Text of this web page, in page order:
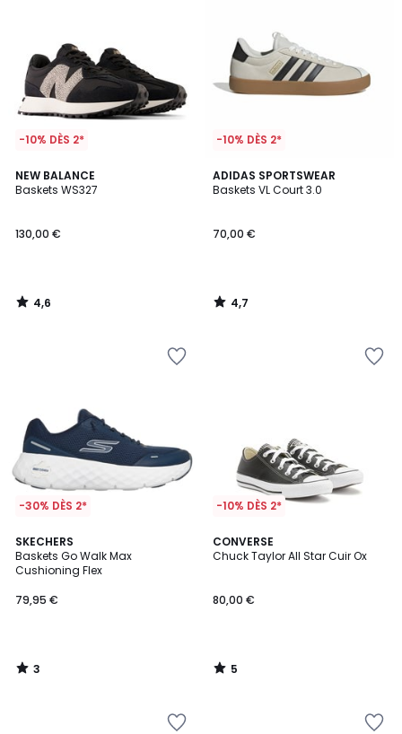
-10% DÈS 2*
NEW BALANCE
Baskets WS327
130,00 €
4,6
/ 5
4,6
/
-10% DÈS 2*
ADIDAS SPORTSWEAR
Baskets VL Court 3.0
70,00 €
4,7
/ 5
4,7
/
-30% DÈS 2*
SKECHERS
Baskets Go Walk Max
Cushioning Flex
79,95 €
3
/
5
3
/
-10% DÈS 2*
CONVERSE
Chuck Taylor All Star Cuir Ox
80,00 €
5
/
5
/